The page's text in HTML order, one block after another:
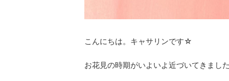
こんにちは。キャサリンです☆
お花見の時期がいよいよ近づいてきまし